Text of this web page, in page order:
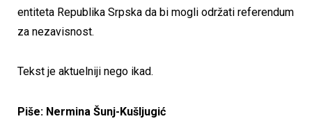
entiteta Republika Srpska da bi mogli održati referendum
za nezavisnost.
Tekst je aktuelniji nego ikad.
Piše: Nermina Šunj-Kušljugić